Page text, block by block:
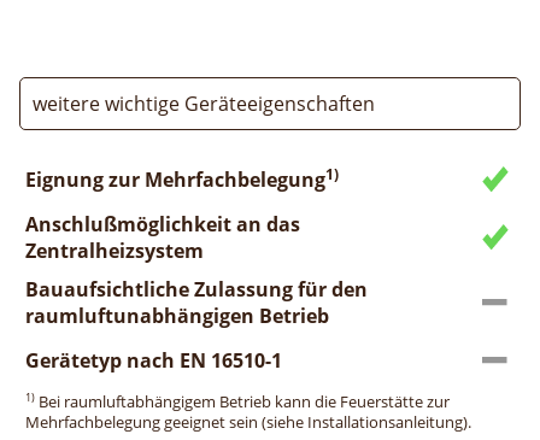
weitere wichtige Geräteeigenschaften
Eignung zur Mehrfachbelegung1)
Anschlußmöglichkeit an das
Zentralheizsystem
Bauaufsichtliche Zulassung für den
raumluftunabhängigen Betrieb
Gerätetyp nach EN 16510-1
1) Bei raumluftabhängigem Betrieb kann die Feuerstätte zur
Mehrfachbelegung geeignet sein (siehe Installationsanleitung).